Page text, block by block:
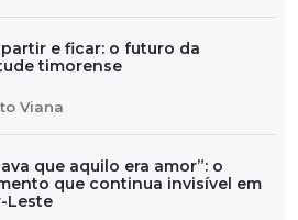
e ficar: o futuro da
timorense
Viana
que aquilo era amor”: o
que continua invisível em
Leste